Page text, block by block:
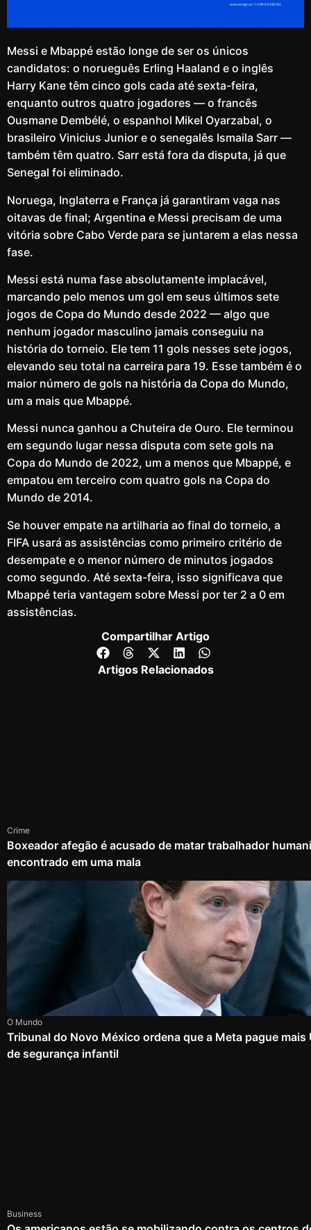
Messi e Mbappé estão longe de ser os únicos
candidatos: o norueguês Erling Haaland e o inglês
Harry Kane têm cinco gols cada até sexta-feira,
enquanto outros quatro jogadores — o francês
Ousmane Dembélé, o espanhol Mikel Oyarzabal, o
brasileiro Vinicius Junior e o senegalês Ismaila Sarr —
também têm quatro. Sarr está fora da disputa, já que
Senegal foi eliminado.
Noruega, Inglaterra e França já garantiram vaga nas
oitavas de final; Argentina e Messi precisam de uma
vitória sobre Cabo Verde para se juntarem a elas nessa
fase.
Messi está numa fase absolutamente implacável,
marcando pelo menos um gol em seus últimos sete
jogos de Copa do Mundo desde 2022 — algo que
nenhum jogador masculino jamais conseguiu na
história do torneio. Ele tem 11 gols nesses sete jogos,
elevando seu total na carreira para 19. Esse também é o
maior número de gols na história da Copa do Mundo,
um a mais que Mbappé.
Messi nunca ganhou a Chuteira de Ouro. Ele terminou
em segundo lugar nessa disputa com sete gols na
Copa do Mundo de 2022, um a menos que Mbappé, e
empatou em terceiro com quatro gols na Copa do
Mundo de 2014.
Se houver empate na artilharia ao final do torneio, a
FIFA usará as assistências como primeiro critério de
desempate e o menor número de minutos jogados
como segundo. Até sexta-feira, isso significava que
Mbappé teria vantagem sobre Messi por ter 2 a 0 em
assistências.
Compartilhar Artigo
Artigos Relacionados
Crime
Boxeador afegão é acusado de matar trabalhador
encontrado em uma mala
O Mundo
Tribunal do Novo México ordena que a Meta pague mais
de segurança infantil
Business